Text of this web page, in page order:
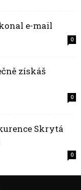
e-mail
0
získáš
0
Skrytá
0